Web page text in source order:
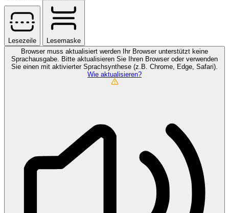
Lesezeile
Lesemaske
Browser muss aktualisiert werden
Ihr Browser unterstützt keine
Sprachausgabe. Bitte aktualisieren Sie Ihren Browser oder verwenden
Sie einen mit aktivierter Sprachsynthese (z.B. Chrome, Edge, Safari).
Wie aktualisieren?